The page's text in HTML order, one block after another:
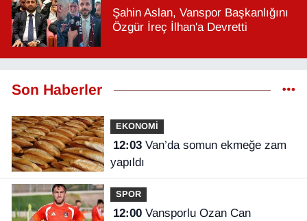
Şahin Aslan, Vanspor Başkanlığını
Özgür İreç İlhan'a Devretti
Son Haberler
EKONOMİ
12:03Van’da somun ekmeğe zam
yapıldı
SPOR
12:00Vansporlu Ozan Can